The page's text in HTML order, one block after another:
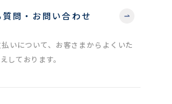
質問・お問い合わせ
いについて、お客さまからよくいた
しております。